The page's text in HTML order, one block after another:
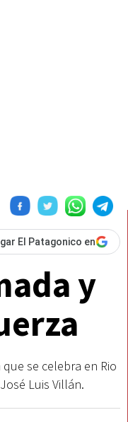
El Patagonico en
y
se celebra en Rio
Luis Villán.